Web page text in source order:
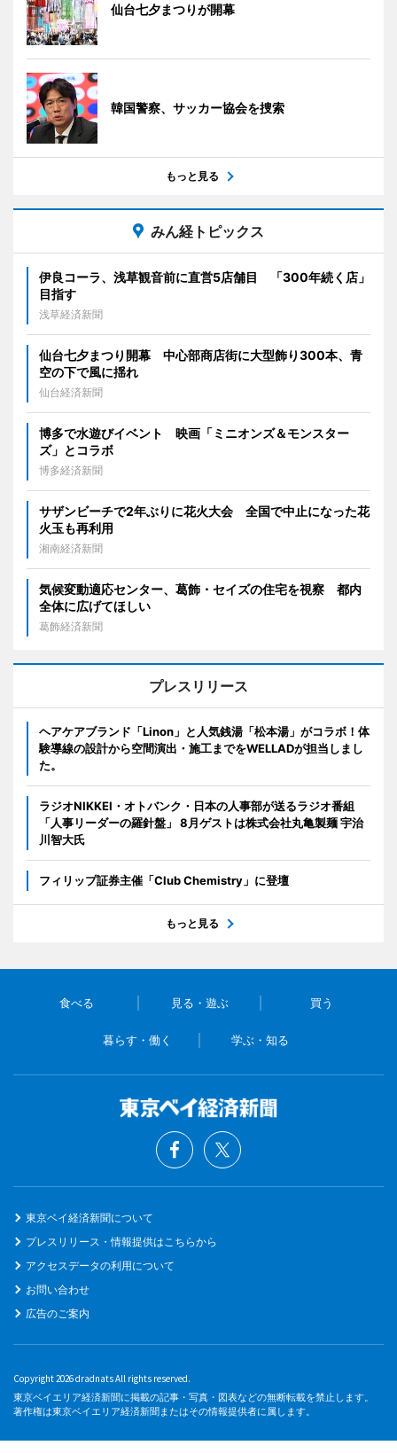
仙台七夕まつりが開幕
韓国警察、サッカー協会を捜索
もっと見る
みん経トピックス
伊良コーラ、浅草観音前に直営5店舗目 「300年続く店」
目指す
浅草経済新聞
仙台七夕まつり開幕 中心部商店街に大型飾り300本、青
空の下で風に揺れ
仙台経済新聞
博多で水遊びイベント 映画「ミニオンズ＆モンスター
ズ」とコラボ
博多経済新聞
サザンビーチで2年ぶりに花火大会 全国で中止になった花
火玉も再利用
湘南経済新聞
気候変動適応センター、葛飾・セイズの住宅を視察 都内
全体に広げてほしい
葛飾経済新聞
プレスリリース
ヘアケアブランド「Linon」と人気銭湯「松本湯」がコラボ！体
験導線の設計から空間演出・施工までをWELLADが担当しまし
た。
ラジオNIKKEI・オトバンク・日本の人事部が送るラジオ番組
「人事リーダーの羅針盤」 8月ゲストは株式会社丸亀製麺 宇治
川智大氏
フィリップ証券主催「Club Chemistry」に登壇
もっと見る
食べる 見る・遊ぶ 買う
暮らす・働く 学ぶ・知る
東京ベイ経済新聞について
プレスリリース・情報提供はこちらから
アクセスデータの利用について
お問い合わせ
広告のご案内
Copyright 2026 dradnats All rights reserved.
東京ベイエリア経済新聞に掲載の記事・写真・図表などの無断転載を禁止します。
著作権は東京ベイエリア経済新聞またはその情報提供者に属します。